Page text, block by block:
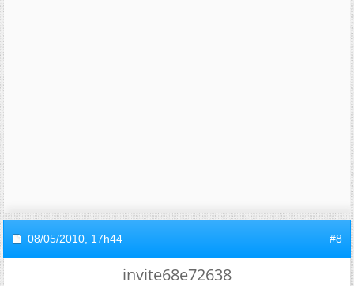
08/05/2010, 17h44 #8
invite68e72638